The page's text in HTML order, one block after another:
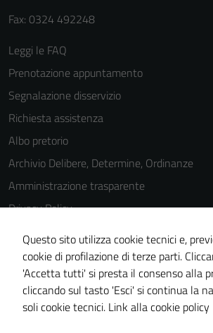
Fax: 0324 492248
Leggi le FAQ
Prenotazione appuntamento
Segnalazione disservizio
Richiesta assistenza
Albo pretorio
Archivio Delibere, Determine, Ordinanze
Amministrazione trasparente
Privacy Policy
Cookie Policy
Note legali
Dichiarazione di accessibilità
Piano di miglioramento del sito
Questo sito utilizza cookie tecnici e,
cookie di profilazione di terze parti.
'Accetta tutti' si presta il consenso alla
cliccando sul tasto 'Esci' si continua la
soli cookie tecnici. Link alla cookie policy
Tecnici
Questi
sono
per il